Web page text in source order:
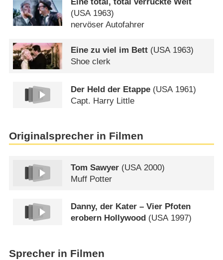
(USA 1963)
nervöser Autofahrer
Eine zu viel im Bett (USA1963)
Shoe clerk
Der Held der Etappe (USA 1961)
Capt. Harry Little
Originalsprecher in Filmen
Tom Sawyer (USA 2000)
Muff Potter
Danny, der Kater – Vier Pfoten
erobern Hollywood (USA 1997)
Sprecher in Filmen